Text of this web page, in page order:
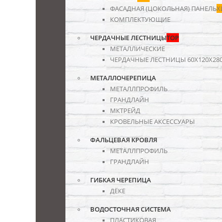
ФАСАДНАЯ (ЦОКОЛЬНАЯ) ПАНЕЛЬ
КОМПЛЕКТУЮЩИЕ
ЧЕРДАЧНЫЕ ЛЕСТНИЦЫTOP
МЕТАЛЛИЧЕСКИЕ
ЧЕРДАЧНЫЕ ЛЕСТНИЦЫ
МЕТАЛЛОЧЕРЕПИЦА
МЕТАЛЛПРОФИЛЬ
ГРАНДЛАЙН
МКТРЕЙД
КРОВЕЛЬНЫЕ АКСЕССУАРЫ
ФАЛЬЦЕВАЯ КРОВЛЯ
МЕТАЛЛПРОФИЛЬ
ГРАНДЛАЙН
ГИБКАЯ ЧЕРЕПИЦА
ДЁКЕ
ВОДОСТОЧНАЯ СИСТЕМА
ПЛАСТИКОВАЯ